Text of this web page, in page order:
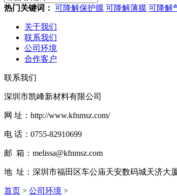
热门关键词： 可降解保护膜 可降解薄膜 可降解
关于我们
联系我们
公司环境
合作客户
联系我们
深圳市凯峰新材料有限公司
网 址：http://www.kfnmsz.com/
电 话：0755-82910699
邮 箱：melissa@kfnmsz.com
地 址：深圳市福田区车公庙天安数码城天济大
首页 > 公司环境 >